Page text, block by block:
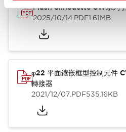
Flush Silhouette CW系列
2025/10/14.PDF1.61MB
φ22 平面鑲嵌框型控制元件
轉接器
2021/12/07.PDF535.16KB